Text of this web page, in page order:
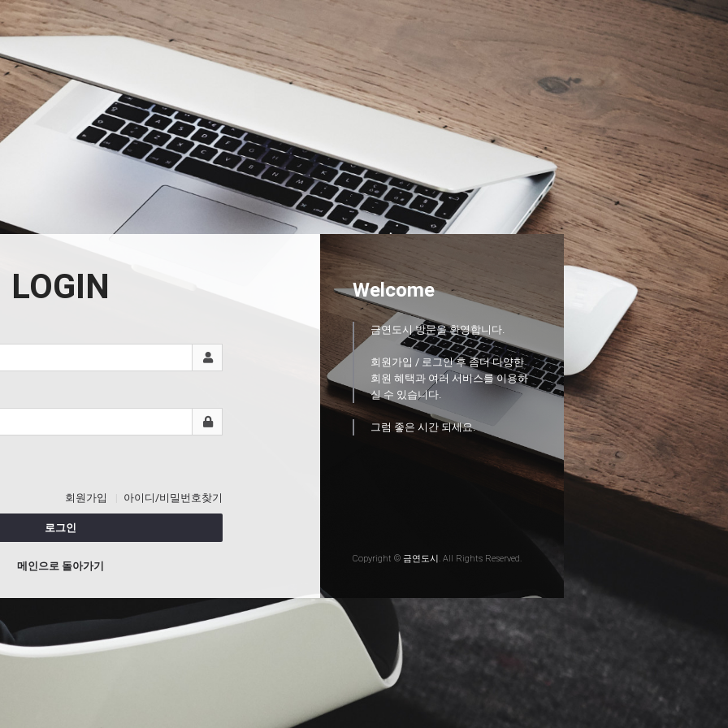
LOGIN
회원가입 아이디/비밀번호찾기
로그인
메인으로 돌아가기
Welcome
금연도시 방문을 환영합니다.
회원가입 / 로그인 후 좀더 다양한
회원 혜택과 여러 서비스를 이용하
실 수 있습니다.
그럼 좋은 시간 되세요.
Copyright © 금연도시. All Rights Reserved.